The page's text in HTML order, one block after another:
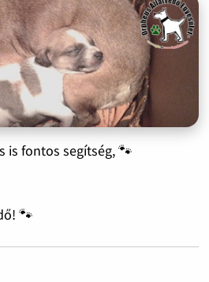
is fontos segítség, 🐾
🐾